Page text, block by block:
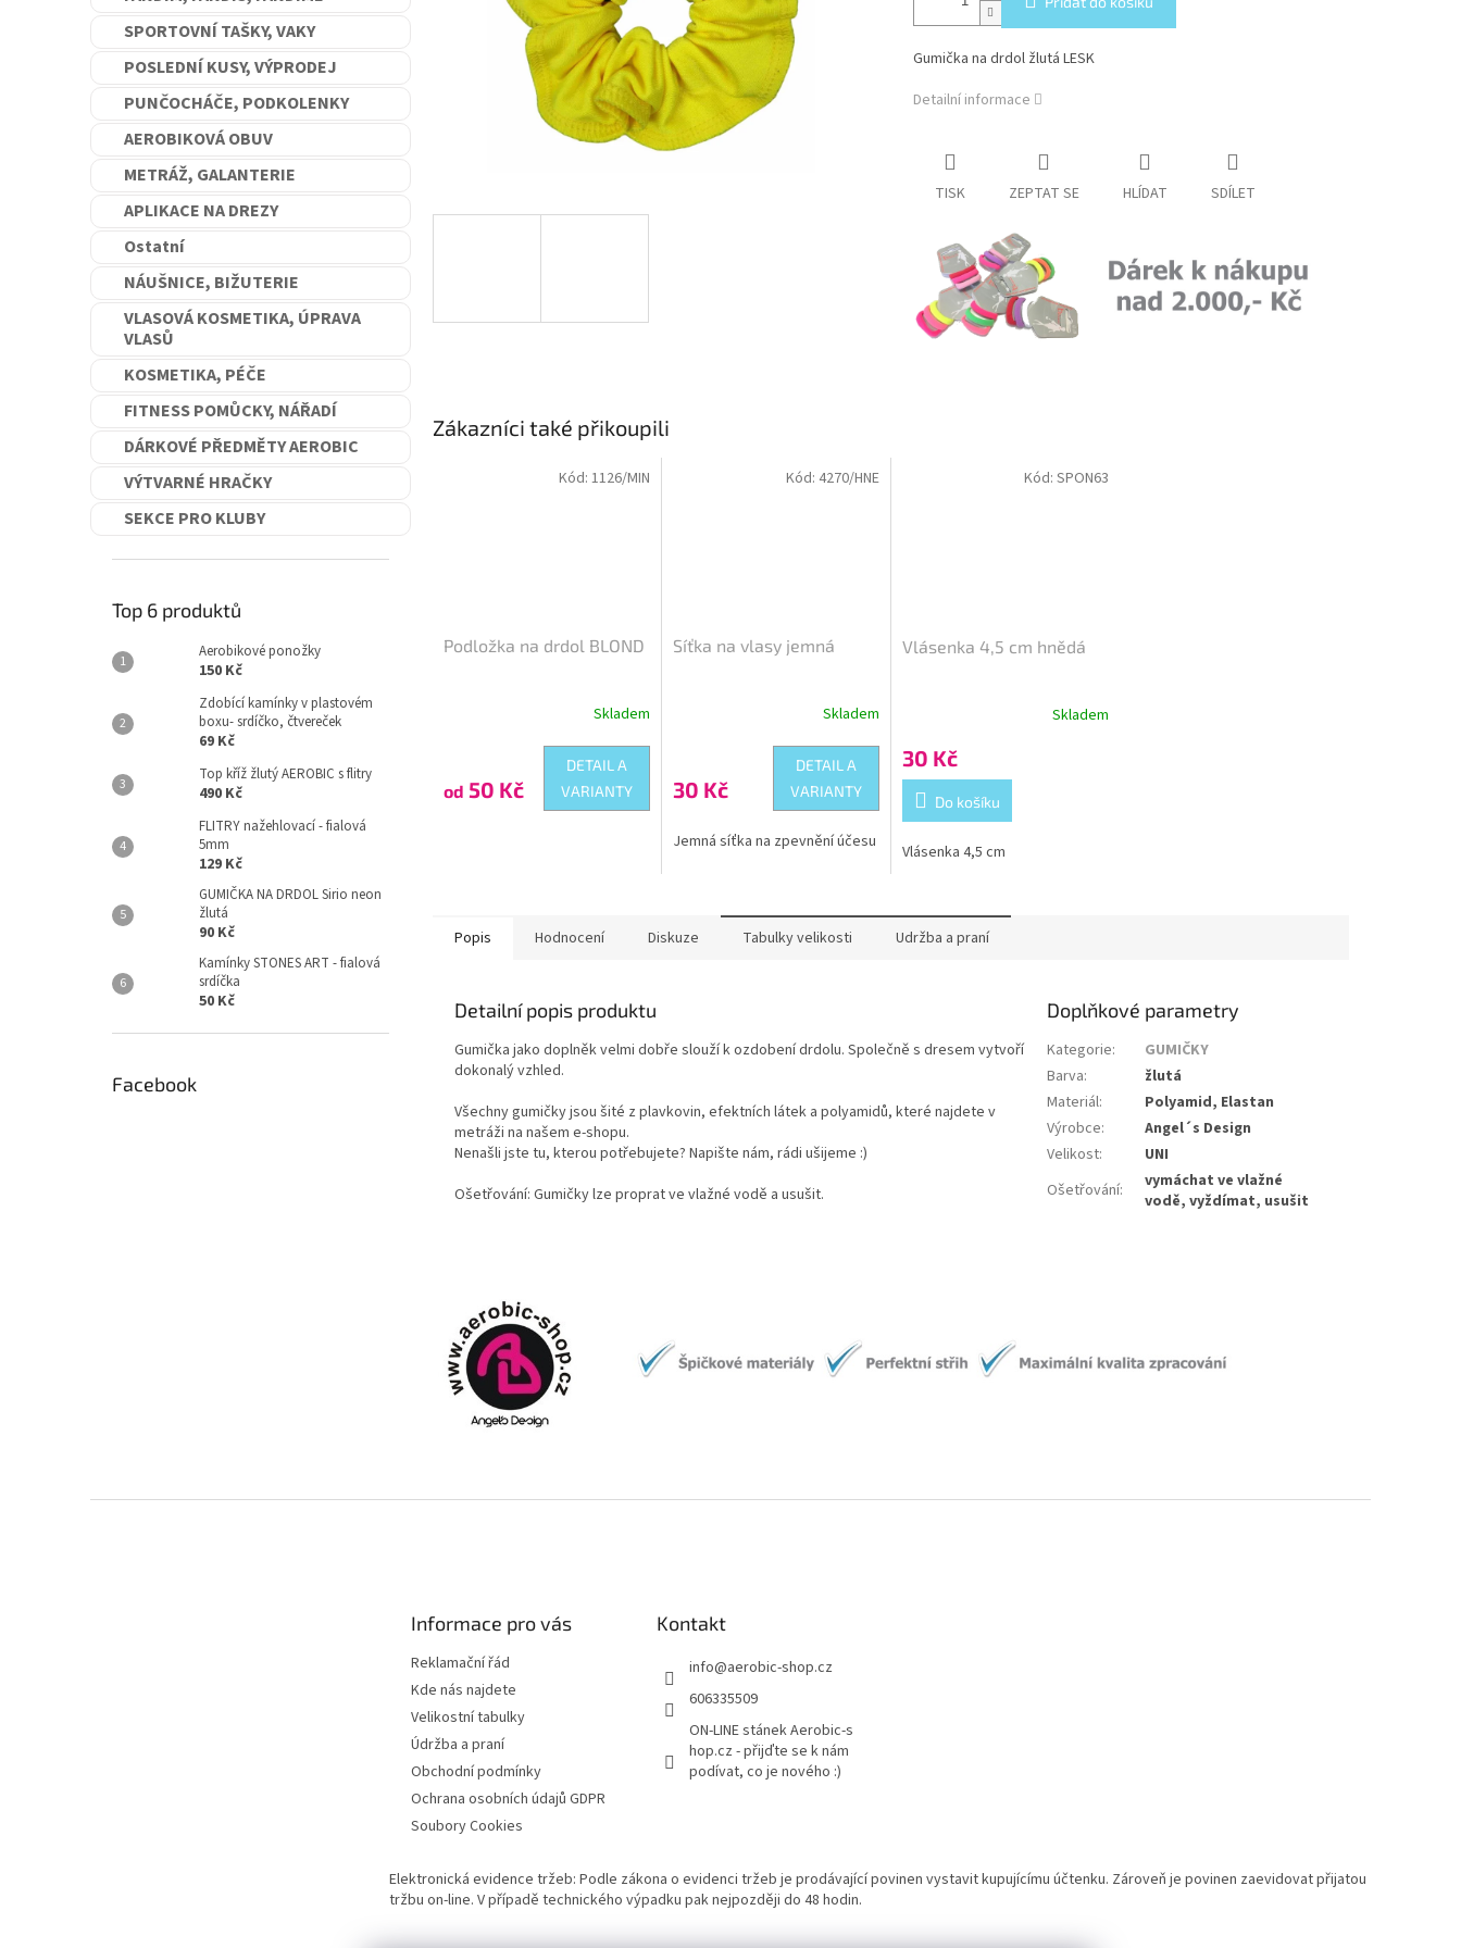
SPORTOVNÍ TAŠKY, VAKY
POSLEDNÍ KUSY, VÝPRODEJ
PUNČOCHÁČE, PODKOLENKY
AEROBIKOVÁ OBUV
METRÁŽ, GALANTERIE
APLIKACE NA DREZY
Ostatní
NÁUŠNICE, BIŽUTERIE
VLASOVÁ KOSMETIKA, ÚPRAVA
VLASŮ
KOSMETIKA, PÉČE
FITNESS POMŮCKY, NÁŘADÍ
DÁRKOVÉ PŘEDMĚTY AEROBIC
VÝTVARNÉ HRAČKY
SEKCE PRO KLUBY
Top 6 produktů
Aerobikové ponožky
150 Kč
Zdobící kamínky v plastovém
boxu- srdíčko, čtvereček
69 Kč
Top kříž žlutý AEROBIC s flitry
490 Kč
FLITRY nažehlovací - fialová
5mm
129 Kč
GUMIČKA NA DRDOL Sirio neon
žlutá
90 Kč
Kamínky STONES ART - fialová
srdíčka
50 Kč
Facebook
Gumička na drdol žlutá LESK
Detailní informace
TISK ZEPTAT SE HLÍDAT SDÍLET
Zákazníci také přikoupili
Podložka na drdol BLOND
Skladem
od 50 Kč
DETAIL A
VARIANTY
Kód: 1126/MIN
Síťka na vlasy jemná
je
5,0
5
Skladem
30 Kč
DETAIL A
VARIANTY
Jemná síťka na zpevnění účesu
Kód: 4270/HNE
Vlásenka 4,5 cm hnědá
Skladem
30 Kč
Do košíku
Vlásenka 4,5 cm
Kód:SPON63
Popis Hodnocení Diskuze Tabulky velikosti Udržba a praní
Detailní popis produktu
Gumička jako doplněk velmi dobře slouží k ozdobení drdolu. Společně s dresem vytvoří
dokonalý vzhled.
Všechny gumičky jsou šité z plavkovin, efektních látek a polyamidů, které najdete v
metráži na našem e-shopu.
Nenašli jste tu, kterou potřebujete? Napište nám, rádi ušijeme :)
Ošetřování: Gumičky lze proprat ve vlažné vodě a usušit.
Doplňkové parametry
Kategorie:
GUMIČKY
Barva:
žlutá
Materiál:
Polyamid, Elastan
Výrobce:
Angel´s Design
Velikost:
UNI
Ošetřování:
vymáchat ve vlažné
vodě, vyždímat, usušit
Informace pro vás
Reklamační řád
Kde nás najdete
Velikostní tabulky
Údržba a praní
Obchodní podmínky
Ochrana osobních údajů GDPR
Soubory Cookies
Kontakt
info@aerobic-shop.cz
606335509
ON-LINE stánek Aerobic-s
hop.cz - přijďte se k nám
podívat, co je nového :)
Elektronická evidence tržeb: Podle zákona o evidenci tržeb je prodávající povinen vystavit kupujícímu účtenku. Zároveň je povinen zaevidovat přijatou
tržbu on-line. V případě technického výpadku pak nejpozději do 48 hodin.